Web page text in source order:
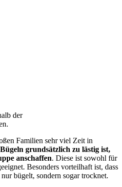
der
Familien sehr viel Zeit in
grundsätzlich zu lästig ist,
anschaffen. Diese ist sowohl für
Besonders vorteilhaft ist, dass
bügelt, sondern sogar trocknet.